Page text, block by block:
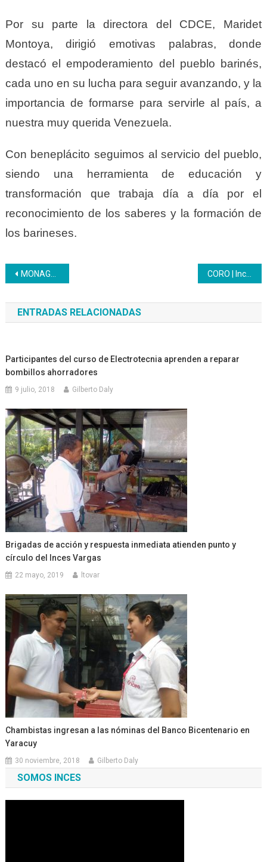
Por su parte la directora del CDCE, Maridet
Montoya, dirigió emotivas palabras, donde
destacó el empoderamiento del pueblo barinés,
cada uno en su lucha para seguir avanzando, y la
importancia de formarse para servirle al país, a
nuestra muy querida Venezuela.
Con beneplácito seguimos al servicio del pueblo,
siendo una herramienta de educación y
transformación que trabaja día a día por el
reconocimiento de los saberes y la formación de
los barineses.
Navegación
de
entradas
MONAGAS | Más de 14.000 mujeres se han ido formando gracias a la Gran misión Venezuela Mujer CORO | Inces y Gran Misión Venezuela Mujer entregaron certificados en la Costa Oriental de Falcón
ENTRADAS RELACIONADAS
Participantes del curso de Electrotecnia aprenden a reparar
bombillos ahorradores
9 julio, 2018 Gilberto Daly
Brigadas de acción y respuesta inmediata atienden punto y
círculo del Inces Vargas
22 mayo, 2019 ltovar
Chambistas ingresan a las nóminas del Banco Bicentenario en
Yaracuy
30 noviembre, 2018 Gilberto Daly
SOMOS INCES